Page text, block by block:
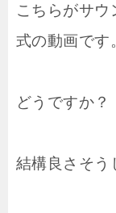
こちらがサウ
式の動画です
どうですか？
結構良さそう